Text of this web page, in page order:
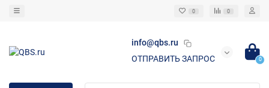
0 0
info@qbs.ru
ОТПРАВИТЬ ЗАПРОС
0